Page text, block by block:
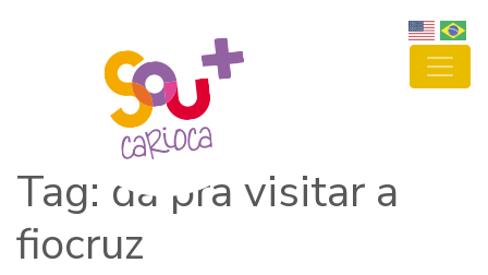
Tag: dá pra visitar a
fiocruz